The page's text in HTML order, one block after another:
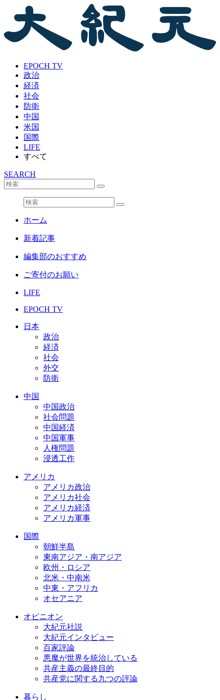
EPOCH TV
政治
経済
社会
防衛
中国
米国
国際
LIFE
すべて
SEARCH
ホーム
新着記事
編集部のおすすめ
ご寄付のお願い
LIFE
EPOCH TV
日本
政治
経済
社会
外交
防衛
中国
中国政治
社会問題
中国経済
中国軍事
人権問題
浸透工作
アメリカ
アメリカ政治
アメリカ社会
アメリカ経済
アメリカ軍事
国際
朝鮮半島
東南アジア・南アジア
欧州・ロシア
北米・中南米
中東・アフリカ
オセアニア
オピニオン
大紀元社説
大紀元インタビュー
百家評論
悪魔が世界を統治している
共産主義の最終目的
共産党に関する九つの評論
暮らし